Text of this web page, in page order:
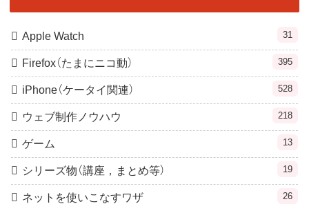
Apple Watch 31
Firefox（たまにニコ動） 395
iPhone（ケータイ関連） 528
ウェブ制作ノウハウ 218
ゲーム 13
シリーズ物（講座，まとめ等） 19
ネットを使いこなすワザ 26